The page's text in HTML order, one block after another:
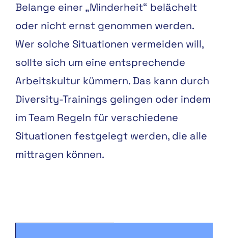
Belange einer „Minderheit“ belächelt
oder nicht ernst genommen werden.
Wer solche Situationen vermeiden will,
sollte sich um eine entsprechende
Arbeitskultur kümmern. Das kann durch
Diversity-Trainings gelingen oder indem
im Team Regeln für verschiedene
Situationen festgelegt werden, die alle
mittragen können.